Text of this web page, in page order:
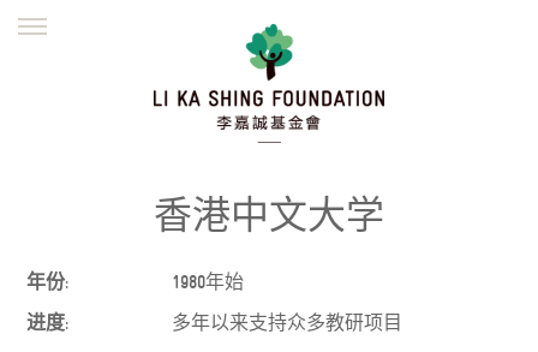
並肩同行
繁體
香港中文大学
年份:
1980年始
进度:
多年以来支持众多教研项目